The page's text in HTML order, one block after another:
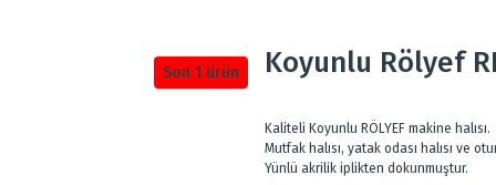
Son 1 ürün Koyunlu Rölyef
Kaliteli Koyunlu RÖLYEF makine halısı.
Mutfak halısı, yatak odası halısı ve
Yünlü akrilik iplikten dokunmuştur.